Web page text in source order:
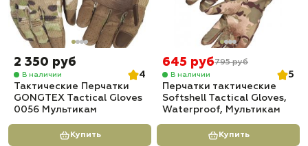
2 350 руб
В наличии
4
Тактические Перчатки
GONGTEX Tactical Gloves
0056 Мультикам
Купить
645 руб795 руб
В наличии
5
Перчатки тактические
Softshell Tactical Gloves,
Waterproof, Мультикам
Купить